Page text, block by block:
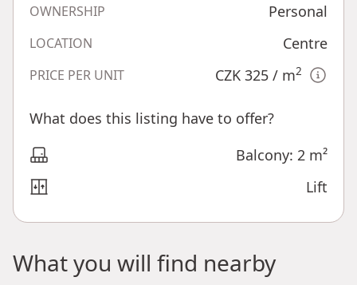
OWNERSHIP Personal
LOCATION Centre
PRICE PER UNIT CZK 325 / m2
What does this listing have to offer?
Balcony: 2 m²
Lift
What you will find nearby